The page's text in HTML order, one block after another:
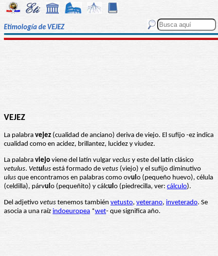
Etimología de VEJEZ
VEJEZ
La palabra vejez (cualidad de anciano) deriva de viejo. El sufijo -ez indica
cualidad como en acidez, brillantez, lucidez y viudez.
La palabra viejo viene del latín vulgar veclus y este del latín clásico
vetulus. Vetulus está formado de vetus (viejo) y el sufijo diminutivo
ulus que encontramos en palabras como ovulo (pequeño huevo), célula
(celdilla), párvulo (pequeñito) y cálculo (piedrecilla, ver: cálculo).
Del adjetivo vetus tenemos también vetusto, veterano, inveterado. Se
asocia a una raíz indoeuropea *wet- que significa año.